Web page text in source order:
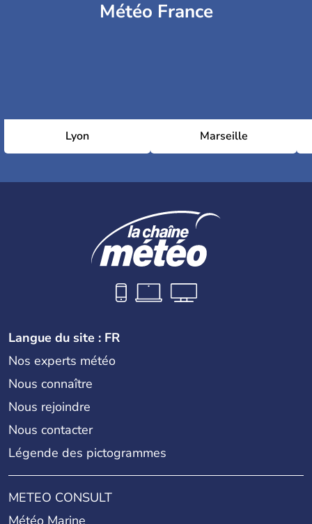
Météo France
Lyon Marseille
Langue du site : FR
Nos experts météo
Nous connaître
Nous rejoindre
Nous contacter
Légende des pictogrammes
METEO CONSULT
Météo Marine